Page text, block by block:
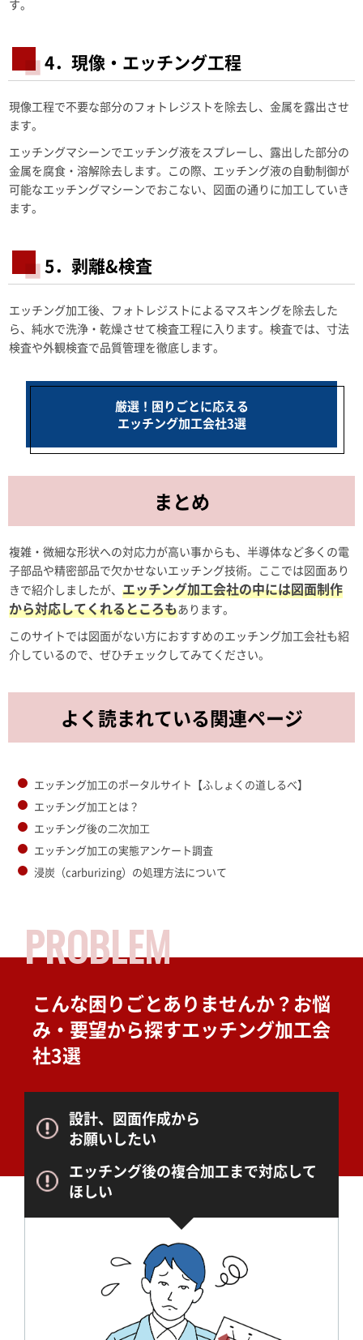
す。
4．現像・エッチング工程
現像工程で不要な部分のフォトレジストを除去し、金属を露出させ
ます。
エッチングマシーンでエッチング液をスプレーし、露出した部分の
金属を腐食・溶解除去します。この際、エッチング液の自動制御が
可能なエッチングマシーンでおこない、図面の通りに加工していき
ます。
5．剥離&検査
エッチング加工後、フォトレジストによるマスキングを除去した
ら、純水で洗浄・乾燥させて検査工程に入ります。検査では、寸法
検査や外観検査で品質管理を徹底します。
厳選！困りごとに応える
エッチング加工会社3選
まとめ
複雑・微細な形状への対応力が高い事からも、半導体など多くの電
子部品や精密部品で欠かせないエッチング技術。ここでは図面あり
きで紹介しましたが、 エッチング加工会社の中には図面制作
から対応してくれるところもあります。
このサイトでは図面がない方におすすめのエッチング加工会社も紹
介しているので、ぜひチェックしてみてください。
よく読まれている関連ページ
エッチング加工のポータルサイト【ふしょくの道しるべ】
エッチング加工とは？
エッチング後の二次加工
エッチング加工の実態アンケート調査
浸炭（carburizing）の処理方法について
PROBLEM
こんな困りごとありませんか？ お悩
み・要望から探すエッチング加工会
社3選
設計、図面作成から
お願いしたい
エッチング後の複合加工まで対応して
ほしい